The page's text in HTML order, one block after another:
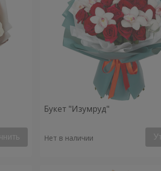
Букет "Изумруд"
Нет в наличии